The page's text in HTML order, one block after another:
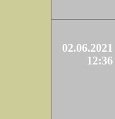
02.06.2021
12:36